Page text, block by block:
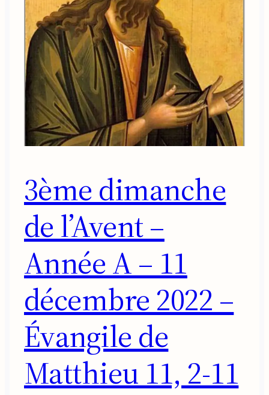
3ème dimanche
de l’Avent –
Année A – 11
décembre 2022 –
Évangile de
Matthieu 11, 2-11